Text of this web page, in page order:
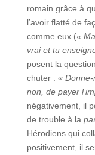
romain grâce à
l’avoir flatté de
comme eux («
vrai et tu
posent la
chuter : «
non, de payer
négativement, il
de trouble à la
Hérodiens qui
positivement, il